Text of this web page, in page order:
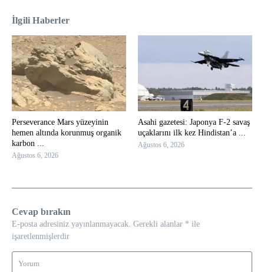
İlgili Haberler
Perseverance Mars yüzeyinin
hemen altında korunmuş organik
karbon ...
Ağustos 6, 2026
Asahi gazetesi: Japonya F-2 savaş
uçaklarını ilk kez Hindistan’a ...
Ağustos 6, 2026
Cevap bırakın
E-posta adresiniz yayınlanmayacak. Gerekli alanlar * ile
işaretlenmişlerdir